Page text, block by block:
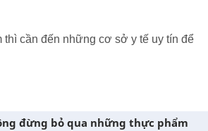
cần đến những cơ sở y tế uy tín để
đừng bỏ qua những thực phẩm